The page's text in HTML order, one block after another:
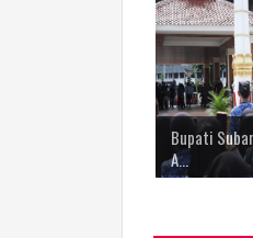
Bupati
A...